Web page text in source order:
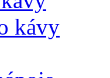
kávy